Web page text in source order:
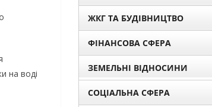
на воді
ЖКГ ТА БУДІВНИЦТВО
ФІНАНСОВА СФЕРА
ЗЕМЕЛЬНІ ВІДНОСИНИ
СОЦІАЛЬНА СФЕРА